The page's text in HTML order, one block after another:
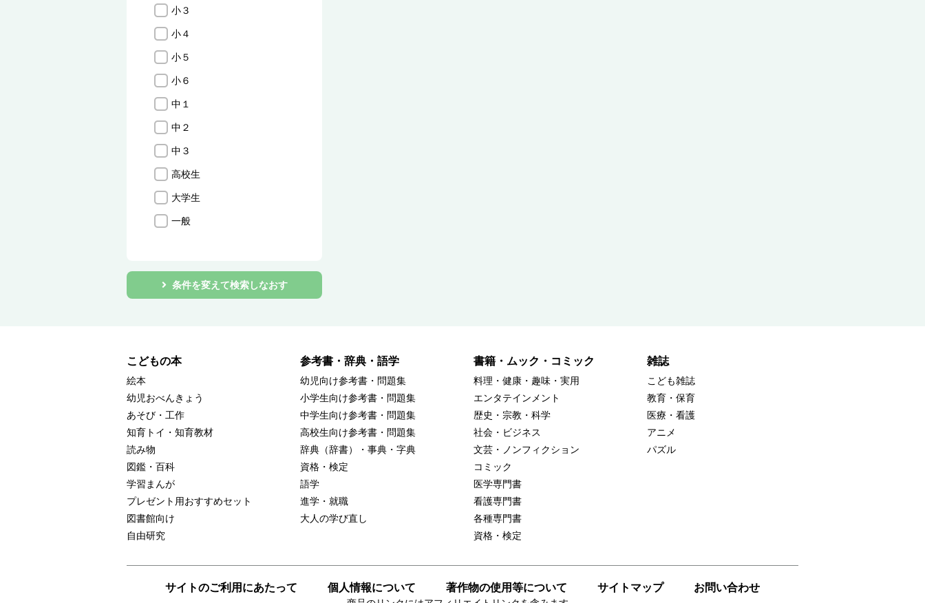
小３
小４
小５
小６
中１
中２
中３
高校生
大学生
一般
条件を変えて検索しなおす
こどもの本
絵本
幼児おべんきょう
あそび・工作
知育トイ・知育教材
読み物
図鑑・百科
学習まんが
プレゼント用おすすめセット
図書館向け
自由研究
参考書・辞典・語学
幼児向け参考書・問題集
小学生向け参考書・問題集
中学生向け参考書・問題集
高校生向け参考書・問題集
辞典（辞書）・事典・字典
資格・検定
語学
進学・就職
大人の学び直し
書籍・ムック・コミック
料理・健康・趣味・実用
エンタテインメント
歴史・宗教・科学
社会・ビジネス
文芸・ノンフィクション
コミック
医学専門書
看護専門書
各種専門書
資格・検定
雑誌
こども雑誌
教育・保育
医療・看護
アニメ
パズル
サイトのご利用にあたって 個人情報について 著作物の使用等について サイトマップ お問い合わせ